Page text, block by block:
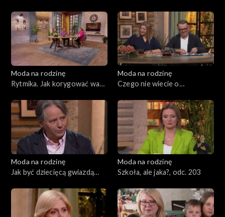
Moda na rodzinę
Rytmika. Jak korygować wady
Moda na rodzinę
Czego nie wiecie o
Moda na rodzinę
Jak być dziecięcą gwiazdą
204
Moda na rodzinę
Szkoła, ale jaka?, odc. 203